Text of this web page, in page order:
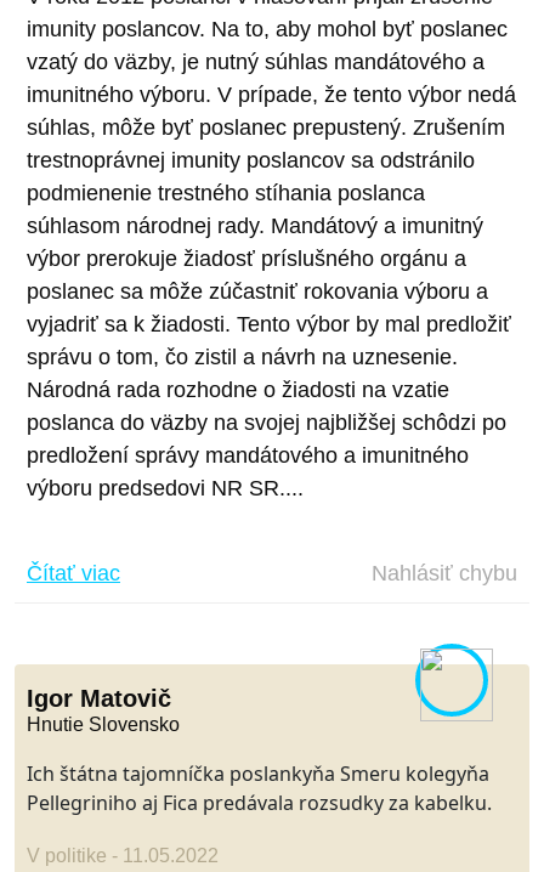
imunity poslancov. Na to, aby mohol byť poslanec
vzatý do väzby, je nutný súhlas mandátového a
imunitného výboru. V prípade, že tento výbor nedá
súhlas, môže byť poslanec prepustený. Zrušením
trestnoprávnej imunity poslancov sa odstránilo
podmienenie trestného stíhania poslanca
súhlasom národnej rady. Mandátový a imunitný
výbor prerokuje žiadosť príslušného orgánu a
poslanec sa môže zúčastniť rokovania výboru a
vyjadriť sa k žiadosti. Tento výbor by mal predložiť
správu o tom, čo zistil a návrh na uznesenie.
Národná rada rozhodne o žiadosti na vzatie
poslanca do väzby na svojej najbližšej schôdzi po
predložení správy mandátového a imunitného
výboru predsedovi NR SR....
Čítať viac Nahlásiť chybu
Igor Matovič
Hnutie Slovensko
Ich štátna tajomníčka poslankyňa Smeru kolegyňa
Pellegriniho aj Fica predávala rozsudky za kabelku.
V politike - 11.05.2022